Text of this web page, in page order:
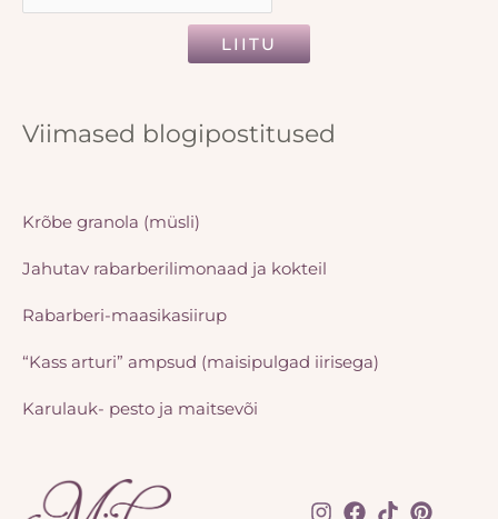
LIITU
Viimased blogipostitused
Krõbe granola (müsli)
Jahutav rabarberilimonaad ja kokteil
Rabarberi-maasikasiirup
“Kass arturi” ampsud (maisipulgad iirisega)
Karulauk- pesto ja maitsevõi